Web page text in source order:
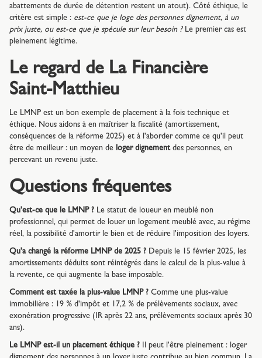
abattements de durée de détention restent un atout). Côté éthique, le
critère est simple : est-ce que je loge des personnes dignement, à un
prix juste, ou est-ce que je spécule sur leur besoin ?Le premier cas est
pleinement légitime.
Le regard de La Financière
Saint-Matthieu
Le LMNP est un bon exemple de placement à la fois technique et
éthique. Nous aidons à en maîtriser la fiscalité (amortissement,
conséquences de la réforme 2025) et à l'aborder comme ce qu'il peut
être de meilleur : un moyen de loger dignementdes personnes, en
percevant un revenu juste.
Questions fréquentes
Qu'est-ce que le LMNP ? Le statut de loueur en meublé non
professionnel, qui permet de louer un logement meublé avec, au régime
réel, la possibilité d'amortir le bien et de réduire l'imposition des loyers.
Qu'a changé la réforme LMNP de 2025 ? Depuis le 15 février 2025, les
amortissements déduits sont réintégrés dans le calcul de la plus-value à
la revente, ce qui augmente la base imposable.
Comment est taxée la plus-value LMNP ? Comme une plus-value
immobilière : 19 % d'impôt et 17,2 % de prélèvements sociaux, avec
exonération progressive (IR après 22 ans, prélèvements sociaux après 30
ans).
Le LMNP est-il un placement éthique ? Il peut l'être pleinement : loger